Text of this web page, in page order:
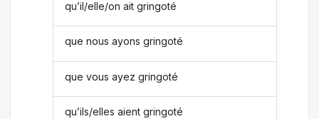
qu’il/elle/on ait gringoté
que nous ayons gringoté
que vous ayez gringoté
qu’ils/elles aient gringoté